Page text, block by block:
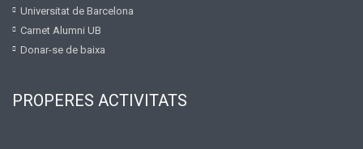
Universitat de Barcelona
Carnet Alumni UB
Donar-se de baixa
PROPERES ACTIVITATS